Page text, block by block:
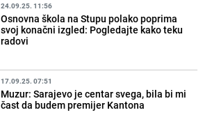
24.09.25. 11:56
Osnovna škola na Stupu polako poprima
svoj konačni izgled: Pogledajte kako teku
radovi
17.09.25. 07:51
Muzur: Sarajevo je centar svega, bila bi mi
čast da budem premijer Kantona